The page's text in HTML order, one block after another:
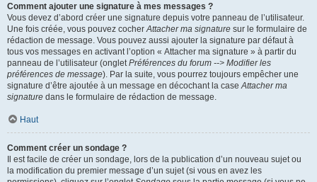
Comment ajouter une signature à mes messages ?
Vous devez d’abord créer une signature depuis votre panneau de l’utilisateur.
Une fois créée, vous pouvez cocherAttacher ma signature sur le formulaire de
rédaction de message. Vous pouvez aussi ajouter la signature par défaut à
tous vos messages en activant l’option « Attacher ma signature » à partir du
panneau de l’utilisateur (ongletPréférences du forum --> Modifier les
préférences de message). Par la suite, vous pourrez toujours empêcher une
signature d’être ajoutée à un message en décochant la caseAttacher ma
signature dans le formulaire de rédaction de message.
Haut
Comment créer un sondage ?
Il est facile de créer un sondage, lors de la publication d’un nouveau sujet ou
la modification du premier message d’un sujet (si vous en avez les